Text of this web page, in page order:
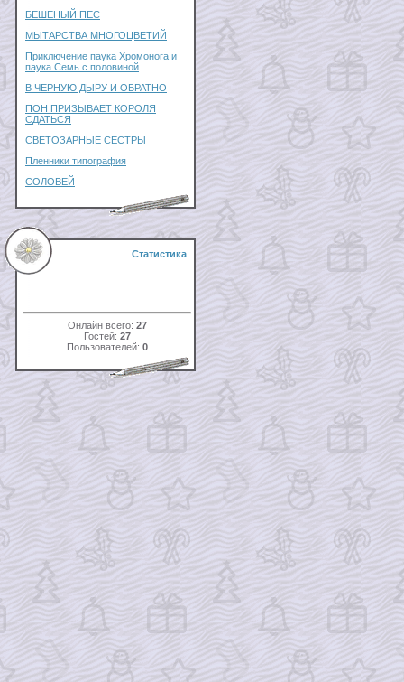
БЕШЕНЫЙ ПЕС
МЫТАРСТВА МНОГОЦВЕТИЙ
Приключение паука Хромонога и
паука Семь с половиной
В ЧЕРНУЮ ДЫРУ И ОБРАТНО
ПОН ПРИЗЫВАЕТ КОРОЛЯ
СДАТЬСЯ
СВЕТОЗАРНЫЕ СЕСТРЫ
Пленники типография
СОЛОВЕЙ
Статистика
Онлайн всего: 27
Гостей: 27
Пользователей: 0